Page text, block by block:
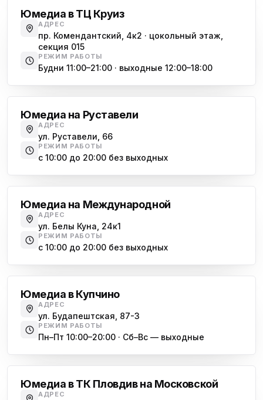
Юмедиа в ТЦ Круиз
АДРЕС
пр. Комендантский, 4к2 · цокольный этаж,
секция 015
РЕЖИМ РАБОТЫ
Будни 11:00–21:00 · выходные 12:00–18:00
Юмедиа на Руставели
АДРЕС
ул. Руставели, 66
РЕЖИМ РАБОТЫ
с 10:00 до 20:00 без выходных
Юмедиа на Международной
АДРЕС
ул. Белы Куна, 24к1
РЕЖИМ РАБОТЫ
с 10:00 до 20:00 без выходных
Юмедиа в Купчино
АДРЕС
ул. Будапештская, 87-3
РЕЖИМ РАБОТЫ
Пн–Пт 10:00–20:00 · Сб–Вс — выходные
Юмедиа в ТК Пловдив на Московской
АДРЕС